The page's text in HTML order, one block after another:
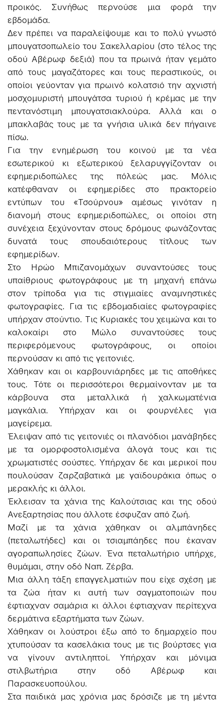
προικός. Συνήθως περνούσε μια φορά την
εβδομάδα.
Δεν πρέπει να παραλείψουμε και το πολύ γνωστό
μπουγατσοπωλείο του Σακελλαρίου (στο τέλος της
οδού Αβέρωφ δεξιά) που τα πρωινά ήταν γεμάτο
από τους μαγαζάτορες και τους περαστικούς, οι
οποίοι γεύονταν για πρωινό κολατσιό την αχνιστή
μοσχομυριστή μπουγάτσα τυριού ή κρέμας με την
πεντανόστιμη μπουγατσιακλούρα. Αλλά και ο
μπακλαβάς τους με τα γνήσια υλικά δεν πήγαινε
πίσω.
Για την ενημέρωση του κοινού με τα νέα
εσωτερικού κι εξωτερικού ξελαρυγγίζονταν οι
εφημεριδοπώλες της πόλεώς μας. Μόλις
κατέφθαναν οι εφημερίδες στο πρακτορείο
εντύπων του «Τσούρνου» αμέσως γινόταν η
διανομή στους εφημεριδοπώλες, οι οποίοι στη
συνέχεια ξεχύνονταν στους δρόμους φωνάζοντας
δυνατά τους σπουδαιότερους τίτλους των
εφημερίδων.
Στο Ηρώο Μπιζανομάχων συναντούσες τους
υπαίθριους φωτογράφους με τη μηχανή επάνω
στον τρίποδα για τις στιγμιαίες αναμνηστικές
φωτογραφίες. Για τις εβδομαδιαίες φωτογραφίες
υπήρχαν στούντιο. Τις Κυριακές του χειμώνα και το
καλοκαίρι στο Μώλο συναντούσες τους
περιφερόμενους φωτογράφους, οι οποίοι
περνούσαν κι από τις γειτονιές.
Χάθηκαν και οι καρβουνιάρηδες με τις αποθήκες
τους. Τότε οι περισσότεροι θερμαίνονταν με τα
κάρβουνα στα μεταλλικά ή χαλκωματένια
μαγκάλια. Υπήρχαν και οι φουρνέλες για
μαγείρεμα.
Έλειψαν από τις γειτονιές οι πλανόδιοι μανάβηδες
με τα ομορφοστολισμένα άλογά τους και τις
χρωματιστές σούστες. Υπήρχαν δε και μερικοί που
πουλούσαν ζαρζαβατικά με γαϊδουράκια όπως ο
μερακλής κι άλλοι.
Έκλεισαν τα χάνια της Καλούτσιας και της οδού
Ανεξαρτησίας που άλλοτε έσφυζαν από ζωή.
Μαζί με τα χάνια χάθηκαν οι αλμπάνηδες
(πεταλωτήδες) και οι τσιαμπάηδες που έκαναν
αγοραπωλησίες ζώων. Ένα πεταλωτήριο υπήρχε,
θυμάμαι, στην οδό Ναπ. Ζέρβα.
Μια άλλη τάξη επαγγελματιών που είχε σχέση με
τα ζώα ήταν κι αυτή των σαγματοποιών που
έφτιαχναν σαμάρια κι άλλοι έφτιαχναν περίτεχνα
δερμάτινα εξαρτήματα των ζώων.
Χάθηκαν οι λούστροι έξω από το δημαρχείο που
χτυπούσαν τα κασελάκια τους με τις βούρτσες για
να γίνουν αντιληπτοί. Υπήρχαν και μόνιμα
στιλβωτήρια στην οδό Αβέρωφ και
Παρασκευοπούλου.
Στα παιδικά μας χρόνια μας δρόσιζε με τη μέντα